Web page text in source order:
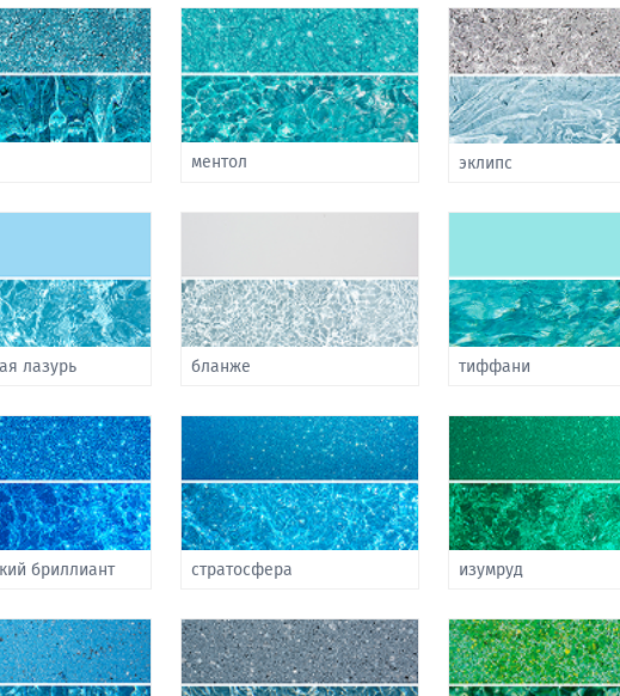
ментол эклипс
лазурь бланже тиффани
бриллиант стратосфера изумруд